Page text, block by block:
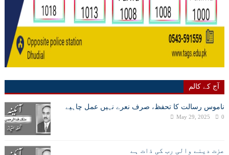
آج کے کالم
ناموس رسالت کا تحفظ، صرف نعرے نہیں عمل چاہیے
May 29, 2025 0
عزت دینے والی رب کی ذات ہے